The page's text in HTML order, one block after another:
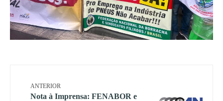
ANTERIOR
Nota à Imprensa: FENABOR e